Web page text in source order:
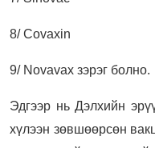
8/ Covaxin
9/ Novavax зэрэг болно.
Эдгээр нь Дэлхийн
хүлээн зөвшөөрсөн